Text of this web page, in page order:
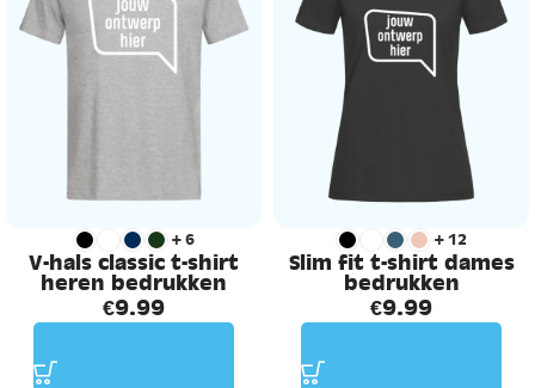
+6
V-hals classic t-shirt
heren bedrukken
€9.99
+12
Slim fit t-shirt dames
bedrukken
€9.99